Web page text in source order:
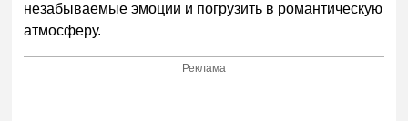
незабываемые эмоции и погрузить в романтическую
атмосферу.
Реклама